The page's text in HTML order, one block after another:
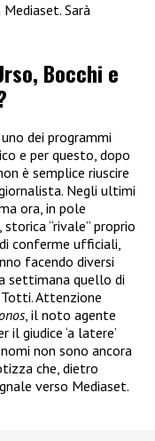
Sarà
Bocchi e
dei programmi
e per questo, dopo
è semplice riuscire
Negli ultimi
ora, in pole
, storica “rivale” proprio
conferme ufficiali,
facendo diversi
settimana quello di
Attenzione
, il noto agente
giudice ‘a latere’
non sono ancora
che, dietro
verso Mediaset.